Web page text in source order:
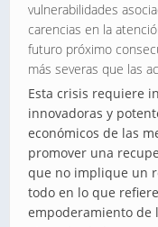
vulnerabilidades
carencias en la
futuro próximo
más severas que las
Esta crisis requiere
innovadoras y
económicos de las
promover una
que no implique un
todo en lo que
empoderamiento de